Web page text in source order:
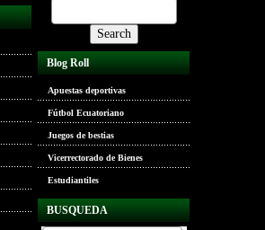
Blog Roll
Apuestas deportivas
Fútbol Ecuatoriano
Juegos de bestias
Vicerrectorado de Bienes
Estudiantiles
BUSQUEDA